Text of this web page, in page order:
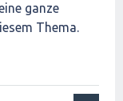
ganze
Thema.